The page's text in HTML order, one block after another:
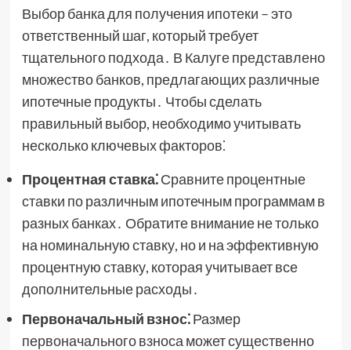
Выбор банка для получения ипотеки – это
ответственный шаг, который требует
тщательного подхода․ В Калуге представлено
множество банков, предлагающих различные
ипотечные продукты․ Чтобы сделать
правильный выбор, необходимо учитывать
несколько ключевых факторов⁚
Процентная ставка⁚Сравните процентные
ставки по различным ипотечным программам в
разных банках․ Обратите внимание не только
на номинальную ставку, но и на эффективную
процентную ставку, которая учитывает все
дополнительные расходы․
Первоначальный взнос⁚Размер
первоначального взноса может существенно